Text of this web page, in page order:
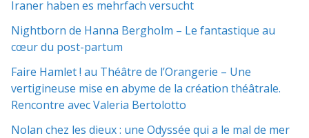
Iraner haben es mehrfach versucht
Nightborn de Hanna Bergholm – Le fantastique au
cœur du post-partum
Faire Hamlet ! au Théâtre de l’Orangerie – Une
vertigineuse mise en abyme de la création théâtrale.
Rencontre avec Valeria Bertolotto
Nolan chez les dieux : une Odyssée qui a le mal de mer